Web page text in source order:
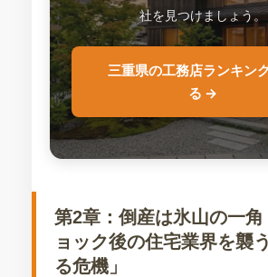
社を見つけましょう。
三重県の工務店ランキン
る →
第2章：倒産は氷山の一
ョック後の住宅業界を襲
る危機」